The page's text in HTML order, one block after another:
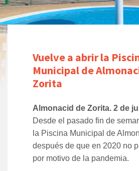
Vuelve a abrir la
Municipal de
Zorita
Almonacid de Zorita. 2 de
Desde el pasado fin de
la Piscina Municipal de
después de que en 2020 no
por motivo de la pandemia.